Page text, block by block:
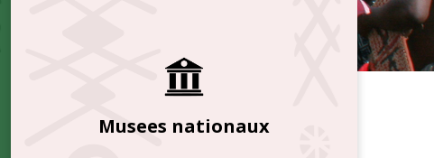
Musees nationaux